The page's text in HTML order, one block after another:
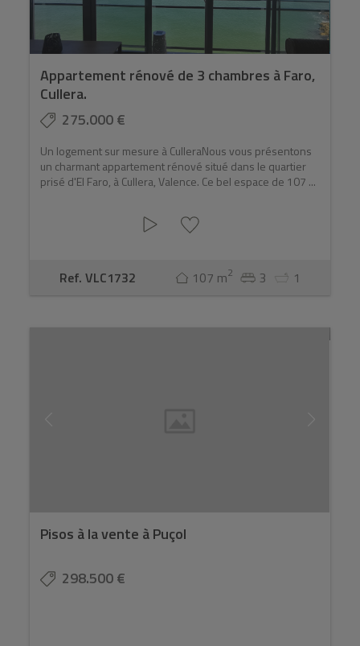
du type de bien préféré et de l'usage que vous
envisagez d'en faire. Les acheteurs en bord de mer
privilégient généralement une terrasse, la luminosité
naturelle, la vue sur la mer, l'état du bâtiment, le
parking et la proximité de la plage.
N'hésitez pas à nous contacter pour connaître le
secteur de la plage qui correspond le mieux à votre
style de vie.
Appartement rénové de 3 chambres à Faro,
Cullera.
275.000 €
Un logement sur mesure à CulleraNous vous présentons
un charmant appartement rénové situé dans le quartier
prisé d'El Faro, à Cullera, Valence. Ce bel espace de 107 ...
Ref. VLC1732 107 m2 3 1
Pisos à la vente à Puçol
298.500 €